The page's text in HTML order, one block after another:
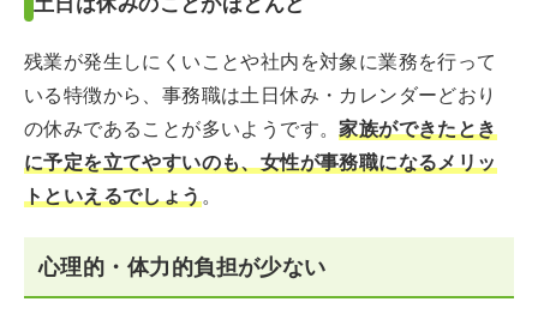
残業が発生しにくいことや社内を対象に業務を行って
いる特徴から、事務職は土日休み・カレンダーどおり
の休みであることが多いようです。家族ができたとき
に予定を立てやすいのも、女性が事務職になるメリッ
トといえるでしょう。
心理的・体力的負担が少ない